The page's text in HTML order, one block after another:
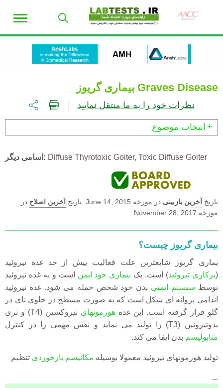
Graves Disease بیماری گریوز
نظرات خود را به ما منتقل نمایید
انتخاب موضوع
اسامی دیگر Diffuse Thyrotoxic Goiter Toxic Diffuse Goiter
تاریخ آخرین بازبینی در مورخه June 14, 2015. تاریخ آخرین اصلاح در
مورخه November 28, 2017.
بیماری گریوز چیست؟
یماری گریوز شایعترین علت فعالیت بیش از حد غده تیروئید
(پرکاری تیروئید) است. یک بیماری خود ایمن است و به غده تیروئید
توسط سیستم ایمنی بدن خود شخص حمله می شود. غده تیروئید
اندامی پروانه ای شکل است که به صورت مسطح در جلوی نای در
گلو قرار گرفته است. این غده هورمونهای
تیروکسین (T4) و تری
یدوتیرونین (T3) را تولید می نماید و نقش مهمی را در کنترل
متابولیسم بدن ایفا می کند.
تولید هورمونهای تیروئید معمولا بوسیله مکانیسم بازخوردی تنظیم
...